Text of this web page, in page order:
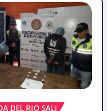
DEL RIO SALI